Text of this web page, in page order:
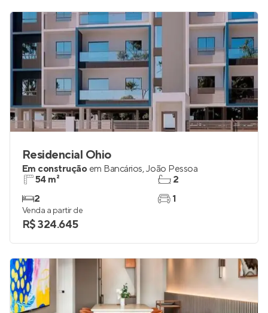
Residencial Ohio
Em construção em Bancários,João Pessoa
54 m²
2
2
1
Venda a partir de
R$ 324.645